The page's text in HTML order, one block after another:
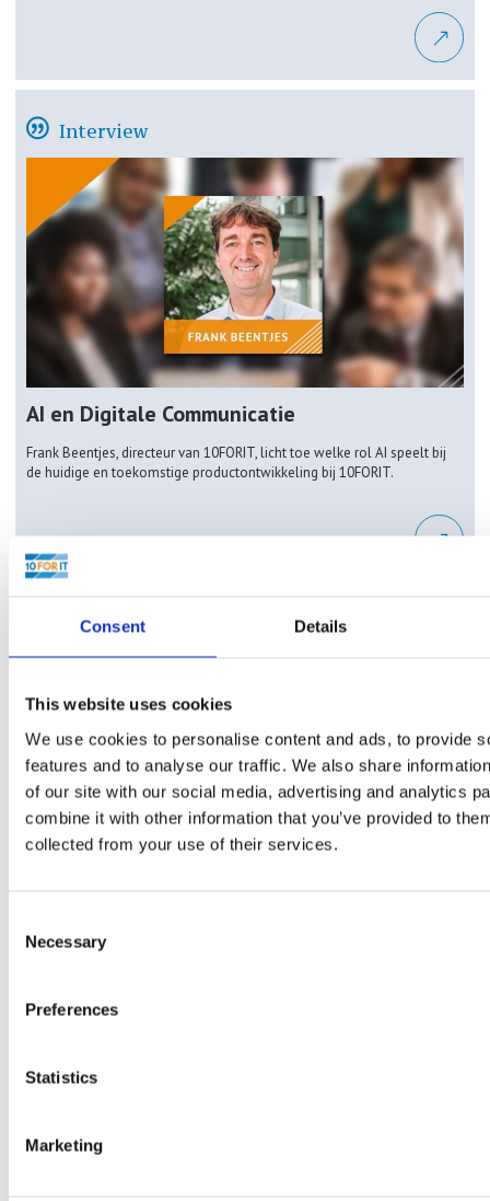
Consent Details
This website uses cookies
We use cookies to personalise content and ads, to provide
features and to analyse our traffic. We also share
of our site with our social media, advertising and analytics
combine it with other information that you’ve provided to
collected from your use of their services.
Selection
Necessary
Preferences
Statistics
Marketing
Interview
AI en Digitale Communicatie
Frank Beentjes, directeur van 10FORIT, licht toe welke rol AI speelt bij
de huidige en toekomstige productontwikkeling bij 10FORIT.
Artikel
Door alle online mogelijkheden denken we steeds vaker dat bellen
1 …